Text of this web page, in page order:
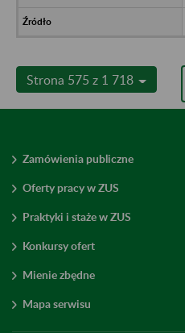
Strona 575 z 1 718
Zamówienia publiczne
Oferty pracy w ZUS
Praktyki i staże w ZUS
Konkursy ofert
Mienie zbędne
Mapa serwisu